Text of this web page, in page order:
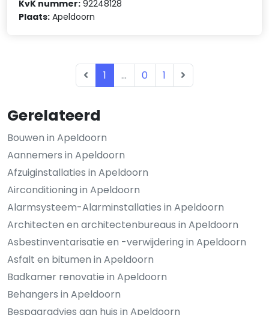
Gerelateerd
Bouwen in Apeldoorn
Aannemers in Apeldoorn
Afzuiginstallaties in Apeldoorn
Airconditioning in Apeldoorn
Alarmsysteem-Alarminstallaties in Apeldoorn
Architecten en architectenbureaus in Apeldoorn
Asbestinventarisatie en -verwijdering in Apeldoorn
Asfalt en bitumen in Apeldoorn
Badkamer renovatie in Apeldoorn
Behangers in Apeldoorn
Bespaaradvies aan huis in Apeldoorn
KvK nummer: 92248128
Plaats: Apeldoorn
1 ... 0 1